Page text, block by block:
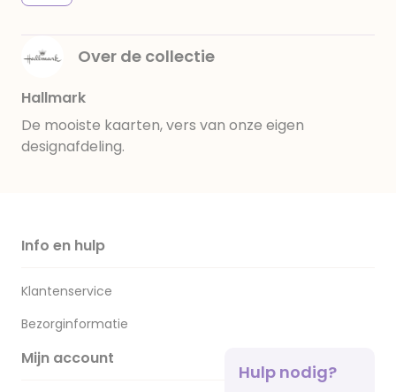
Over de collectie
Hallmark
De mooiste kaarten, vers van onze eigen
designafdeling.
Info en hulp
Klantenservice
Bezorginformatie
Mijn account
Hulp nodig?